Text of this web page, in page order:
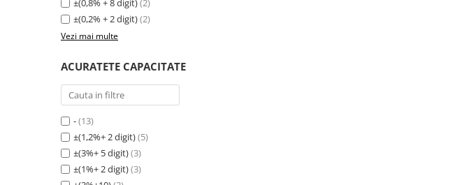
±(0,8% + 8 digit)(2)
±(0,2% + 2 digit)(2)
Vezi mai multe
ACURATETE CAPACITATE
-(13)
±(1,2%+ 2 digit)(5)
±(3%+ 5 digit)(3)
±(1%+ 2 digit)(3)